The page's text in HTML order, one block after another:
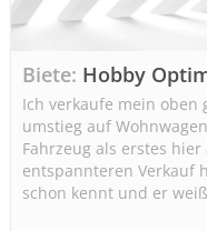
Biete Hobby
Ich verkaufe mein oben
umstieg auf
Fahrzeug als erstes
entspannteren Verkauf
schon kennt und er